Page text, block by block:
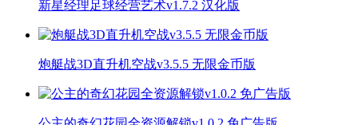
新星经理足球经营艺术v1.7.2 汉化版
炮艇战3D直升机空战v3.5.5 无限金币版